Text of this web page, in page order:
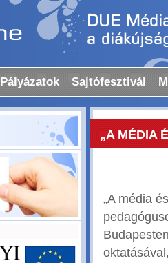
Pályázatok Sajtófesztivál
„A MÉDIA
„A média